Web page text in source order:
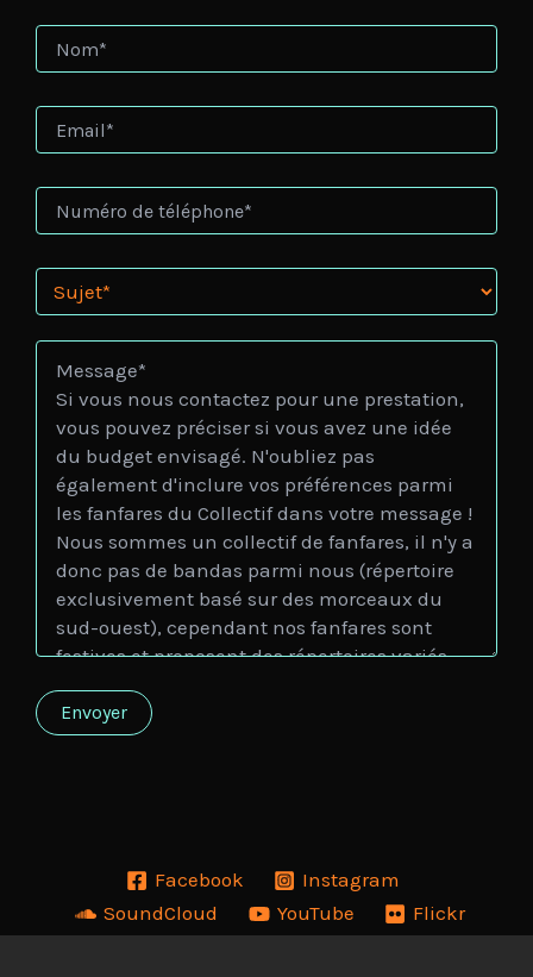
Facebook
Instagram
SoundCloud
YouTube Flickr